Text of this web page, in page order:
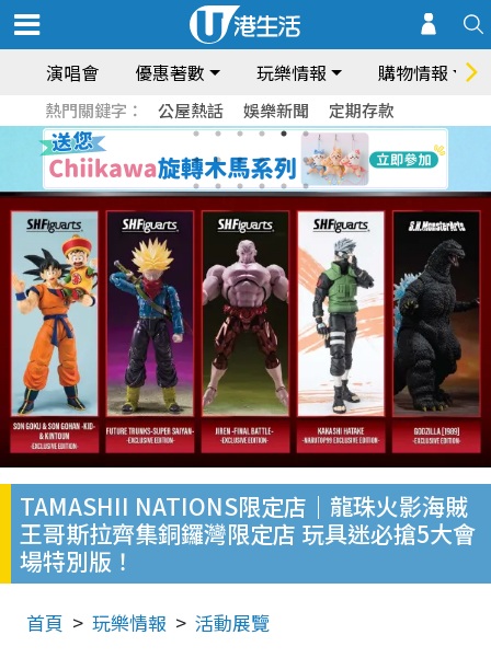
演唱會 優惠著數 玩樂情報 購物情報
熱門關鍵字： 公屋熱話 娛樂新聞 定期存款
TAMASHII NATIONS限定店｜龍珠火影海賊
王哥斯拉齊集銅鑼灣限定店 玩具迷必搶5大會
場特別版！
首頁 玩樂情報 活動展覽